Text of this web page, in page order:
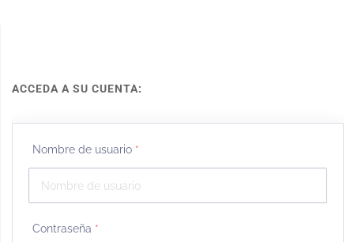
ACCEDA A SU CUENTA:
Nombre de usuario *
Contraseña *